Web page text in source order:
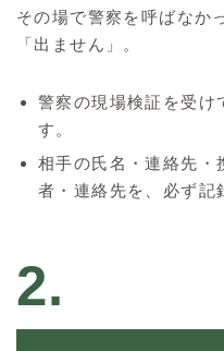
その場で警察を呼ばなか
「出ません」。
警察の現場検証を受け
す。
相手の氏名・連絡先・
者・連絡先を、必ず記
2.